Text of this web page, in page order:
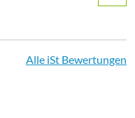
Alle iSt Bewertungen